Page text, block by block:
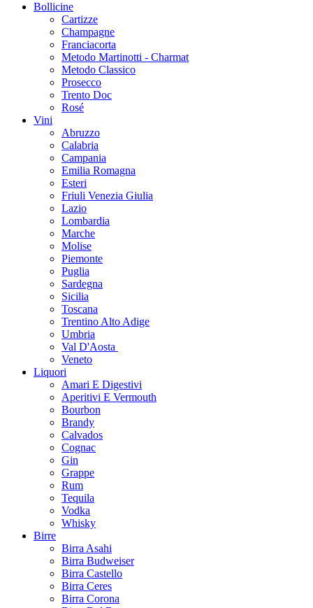
Bollicine
Cartizze
Champagne
Franciacorta
Metodo Martinotti - Charmat
Metodo Classico
Prosecco
Trento Doc
Rosé
Vini
Abruzzo
Calabria
Campania
Emilia Romagna
Esteri
Friuli Venezia Giulia
Lazio
Lombardia
Marche
Molise
Piemonte
Puglia
Sardegna
Sicilia
Toscana
Trentino Alto Adige
Umbria
Val D'Aosta
Veneto
Liquori
Amari E Digestivi
Aperitivi E Vermouth
Bourbon
Brandy
Calvados
Cognac
Gin
Grappe
Rum
Tequila
Vodka
Whisky
Birre
Birra Asahi
Birra Budweiser
Birra Castello
Birra Ceres
Birra Corona